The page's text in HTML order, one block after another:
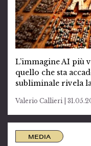
L’immagine AI più
quello che sta
subliminale rivela
Valerio Callieri |
MEDIA